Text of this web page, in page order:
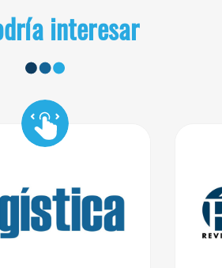
interesar